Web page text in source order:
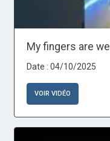
My fingers are
Date : 04/10/2025
VOIR VIDÉO